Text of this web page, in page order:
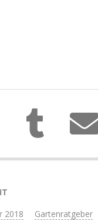
2018 Gartenratgeber